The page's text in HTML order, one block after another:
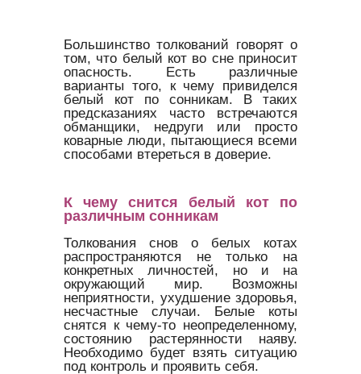
Большинство толкований говорят о
том, что белый кот во сне приносит
опасность. Есть различные
варианты того, к чему привиделся
белый кот по сонникам. В таких
предсказаниях часто встречаются
обманщики, недруги или просто
коварные люди, пытающиеся всеми
способами втереться в доверие.
К чему снится белый кот по
различным сонникам
Толкования снов о белых котах
распространяются не только на
конкретных личностей, но и на
окружающий мир. Возможны
неприятности, ухудшение здоровья,
несчастные случаи. Белые коты
снятся к чему-то неопределенному,
состоянию растерянности наяву.
Необходимо будет взять ситуацию
под контроль и проявить себя.